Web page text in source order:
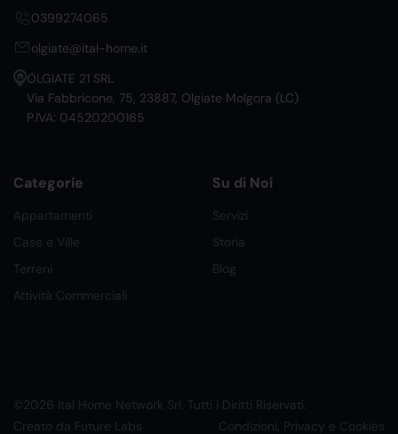
0399274065
olgiate@ital-home.it
OLGIATE 21 SRL
Via Fabbricone, 75, 23887, Olgiate Molgora (LC)
P.IVA: 04520200165
Categorie
Appartamenti
Case e Ville
Terreni
Attività Commerciali
Su di Noi
Servizi
Storia
Blog
©2026 Ital Home Network Srl. Tutti i Diritti Riservati.
Creato da Future Labs
Condizioni, Privacy e Cookies